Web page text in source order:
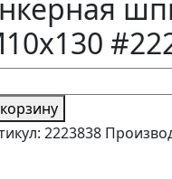
2223838